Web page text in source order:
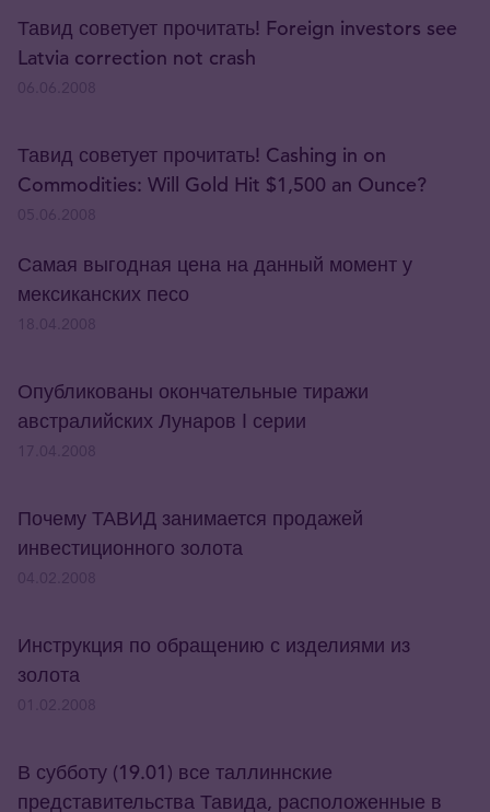
Тавид советует прочитать! Foreign investors see
Latvia correction not crash
Тавид советует прочитать! Cashing in on
Commodities: Will Gold Hit $1,500 an Ounce?
Самая выгодная цена на данный момент у
мексиканских песо
Опубликованы окончательные тиражи
австралийских Лунаров I серии
Почему ТАВИД занимается продажей
инвестиционного золота
Инструкция по обращению с изделиями из
золота
В субботу (19.01) все таллиннские
представительства Тавида, расположенные в